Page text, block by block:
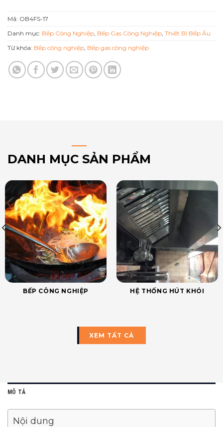
Mã: OB4FS-17
Danh mục: Bếp Công Nghiệp Bếp Gas Công Nghiệp Thiết Bị Bếp Âu
Từ khóa: Bếp công nghiệp Bếp gas công nghiệp
DANH MỤC SẢN PHẨM
BẾP CÔNG NGHIỆP HỆ THỐNG HÚT KHÓI
XEM TẤT CẢ
MÔ TẢ
Nội dung